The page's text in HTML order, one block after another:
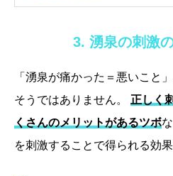
3. 湧泉の刺激
「湧泉が痛かった＝悪いこと
そうではありません。 正しく
くさんのメリットがあるツボ
を刺激することで得られる効